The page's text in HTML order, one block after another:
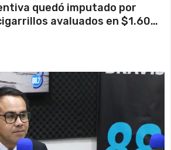
quedó imputado por
avaluados en $1.600